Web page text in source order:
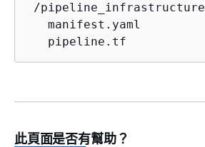
/pipeline_infrastructure
   manifest.yaml
   pipeline.tf
此頁面是否有幫助？